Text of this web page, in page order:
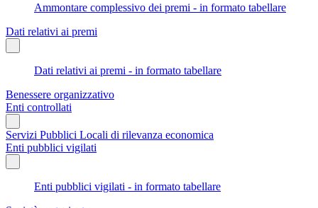
Ammontare complessivo dei premi - in formato tabellare
Dati relativi ai premi
Dati relativi ai premi - in formato tabellare
Benessere organizzativo
Enti controllati
Servizi Pubblici Locali di rilevanza economica
Enti pubblici vigilati
Enti pubblici vigilati - in formato tabellare